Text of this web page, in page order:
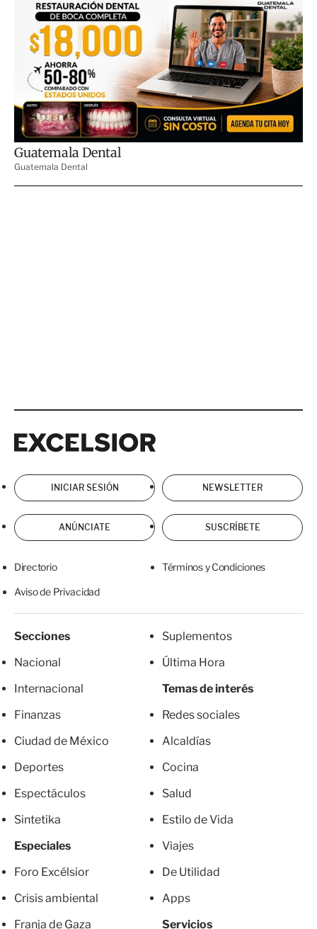
INICIAR SESIÓN NEWSLETTER
ANÚNCIATE SUSCRÍBETE
Directorio Términos y Condiciones
Aviso de Privacidad
Secciones
Nacional
Internacional
Finanzas
Ciudad de México
Deportes
Espectáculos
Sintetika
Especiales
Foro Excélsior
Crisis ambiental
Franja de Gaza
Suplementos
Última Hora
Temas de interés
Redes sociales
Alcaldías
Cocina
Salud
Estilo de Vida
Viajes
De Utilidad
Apps
Servicios